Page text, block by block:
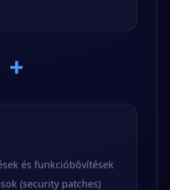
+
és funkció­bővítések
(security patches)